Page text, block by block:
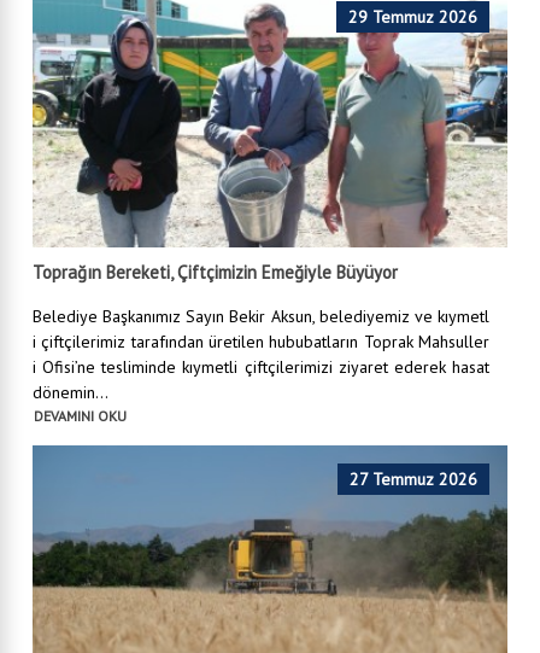
29 Temmuz 2026
Toprağın Bereketi, Çiftçimizin Emeğiyle Büyüyor
Belediye Başkanımız Sayın Bekir Aksun, belediyemiz ve kıymetl
i çiftçilerimiz tarafından üretilen hububatların Toprak Mahsuller
i Ofisi’ne tesliminde kıymetli çiftçilerimizi ziyaret ederek hasat
dönemin...
DEVAMINI OKU
27 Temmuz 2026